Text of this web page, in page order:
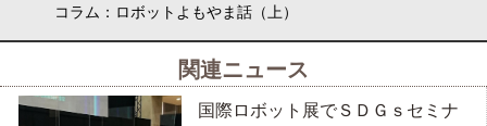
コラム：ロボットよもやま話（上）
関連ニュース
国際ロボット展でＳＤＧｓセミナ